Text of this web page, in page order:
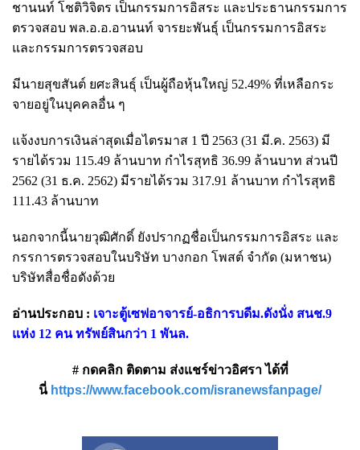
ชานนท์ โชติวิจิตร เป็นกรรมการอิสระ และประธานกรรมการ
ตรวจสอบ พล.อ.อ.อานนท์ จารยะพันธุ์ เป็นกรรมการอิสระ
และกรรมการตรวจสอบ
มีนายสุขสันต์ ยศะสินธุ์ เป็นผู้ถือหุ้นใหญ่ 52.49% ที่เหลือกระ
จายอยู่ในบุคคลอื่น ๆ
แจ้งงบการเงินล่าสุดเมื่อไตรมาส 1 ปี 2563 (31 มี.ค. 2563) มี
รายได้รวม 115.49 ล้านบาท กำไรสุทธิ 36.99 ล้านบาท ส่วนปี
2562 (31 ธ.ค. 2562) มีรายได้รวม 317.91 ล้านบาท กำไรสุทธิ
111.43 ล้านบาท
นอกจากนี้นายวุฒิศักดิ์ ยังปรากฏชื่อเป็นกรรมการอิสระ และ
กรรการตรวจสอบในบริษัท บางกอก โพสต์ จำกัด (มหาชน)
บริษัทสื่อชื่อดังด้วย
อ่านประกอบ : เจาะตู้เซฟอาจารย์-อธิการบดีม.ดังนั่ง สนช.9
แห่ง 12 คน ทรัพย์สินกว่า 1 พันล.
# กดคลิก ติดตาม ส่งแชร์ข่าวอิศรา ได้ที่
นี่ https://www.facebook.com/isranewsfanpage/